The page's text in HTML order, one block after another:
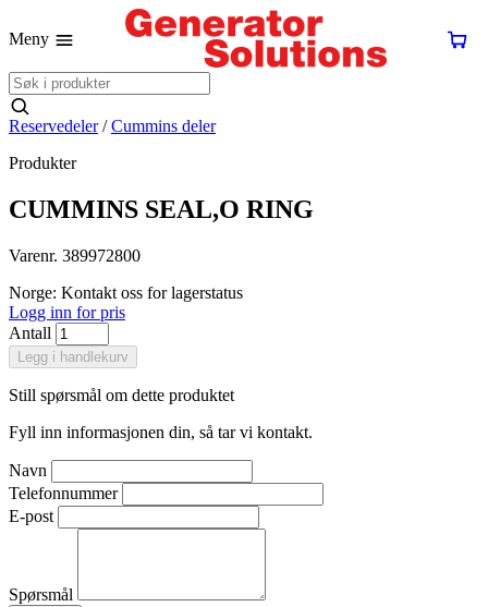
Meny
Reservedeler / Cummins deler
Produkter
CUMMINS SEAL,O RING
Varenr. 389972800
Norge: Kontakt oss for lagerstatus
Logg inn for pris
Antall
Legg i handlekurv
Still spørsmål om dette produktet
Fyll inn informasjonen din, så tar vi kontakt.
Navn
Telefonnummer
E-post
Spørsmål